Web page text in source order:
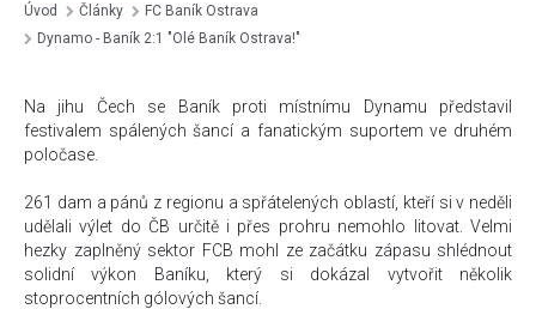
Úvod Články
FC Baník Ostrava
Dynamo - Baník 2:1 "Olé Baník Ostrava!"
Na jihu Čech se Baník proti místnímu Dynamu představil
festivalem spálených šancí a fanatickým suportem ve druhém
poločase.
261 dam a pánů z regionu a spřátelených oblastí, kteří si v neděli
udělali výlet do ČB určitě i přes prohru nemohlo litovat. Velmi
hezky zaplněný sektor FCB mohl ze začátku zápasu shlédnout
solidní výkon Baníku, který si dokázal vytvořit několik
stoprocentních gólových šancí.